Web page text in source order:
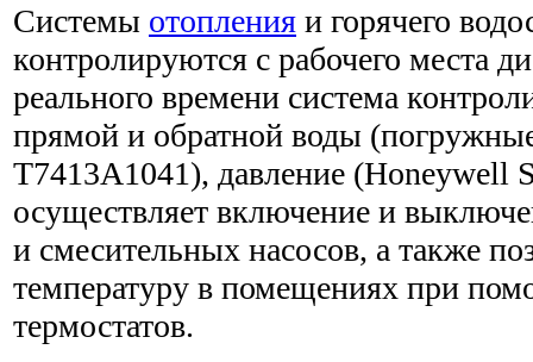
Системы отопления и горячего
контролируются с рабочего места
реального времени система
прямой и обратной воды
T7413A1041), давление (Honeywell
осуществляет включение и
и смесительных насосов, а также
температуру в помещениях при
термостатов.